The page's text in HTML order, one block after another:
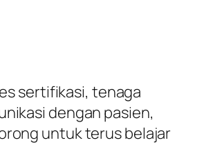
sertifikasi, tenaga
dengan pasien,
untuk terus belajar